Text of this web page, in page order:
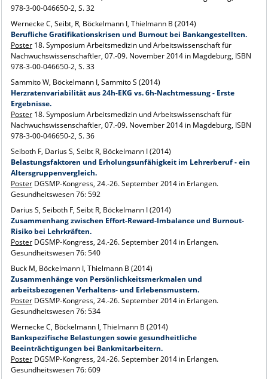
978-3-00-046650-2, S. 32
Wernecke C, Seibt, R, Böckelmann I, Thielmann B (2014)
Berufliche Gratifikationskrisen und Burnout bei Bankangestellten.
Poster18. Symposium Arbeitsmedizin und Arbeitswissenschaft für
Nachwuchswissenschaftler, 07.-09. November 2014 in Magdeburg, ISBN
978-3-00-046650-2, S. 33
Sammito W, Böckelmann I, Sammito S (2014)
Herzratenvariabilität aus 24h-EKG vs. 6h-Nachtmessung - Erste
Ergebnisse.
Poster18. Symposium Arbeitsmedizin und Arbeitswissenschaft für
Nachwuchswissenschaftler, 07.-09. November 2014 in Magdeburg, ISBN
978-3-00-046650-2, S. 36
Seiboth F, Darius S, Seibt R, Böckelmann I (2014)
Belastungsfaktoren und Erholungsunfähigkeit im Lehrerberuf - ein
Altersgruppenvergleich.
PosterDGSMP-Kongress, 24.-26. September 2014 in Erlangen.
Gesundheitswesen 76: 592
Darius S, Seiboth F, Seibt R, Böckelmann I (2014)
Zusammenhang zwischen Effort-Reward-Imbalance und Burnout-
Risiko bei Lehrkräften.
PosterDGSMP-Kongress, 24.-26. September 2014 in Erlangen.
Gesundheitswesen 76: 540
Buck M, Böckelmann I, Thielmann B (2014)
Zusammenhänge von Persönlichkeitsmerkmalen und
arbeitsbezogenen Verhaltens- und Erlebensmustern.
PosterDGSMP-Kongress, 24.-26. September 2014 in Erlangen.
Gesundheitswesen 76: 534
Wernecke C, Böckelmann I, Thielmann B (2014)
Bankspezifische Belastungen sowie gesundheitliche
Beeinträchtigungen bei Bankmitarbeitern.
PosterDGSMP-Kongress, 24.-26. September 2014 in Erlangen.
Gesundheitswesen 76: 609